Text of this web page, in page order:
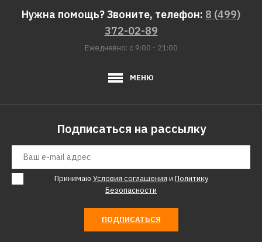
Нужна помощь? Звоните, телефон: 8 (499)
372-02-89
Ежедневно: с 9:00 - 21:00
МЕНЮ
Подписаться на рассылку
Принимаю Условия соглашения и Политику
Безопасности
ПОДПИСАТЬСЯ